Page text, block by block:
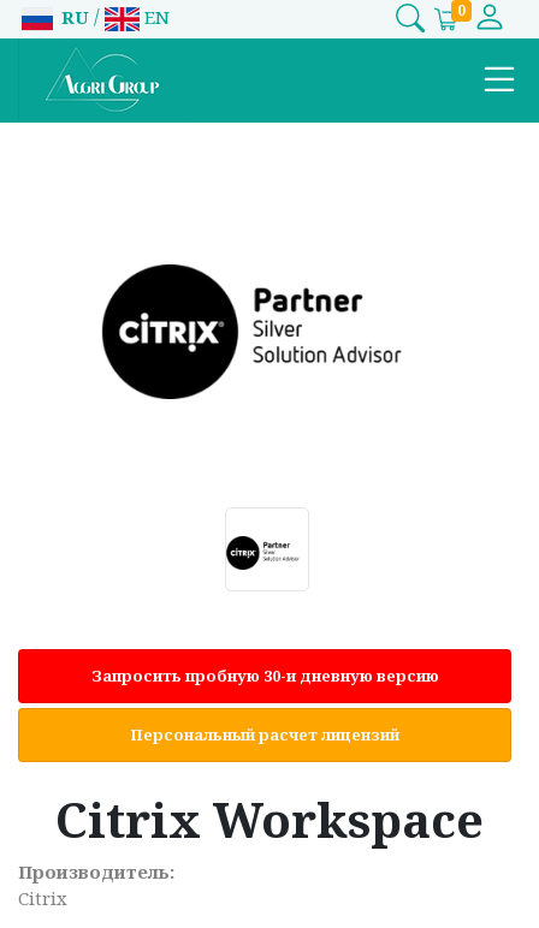
RU / EN 0
Запросить пробную 30-и дневную версию
Персональный расчет лицензий
Citrix Workspace
Производитель:
Citrix